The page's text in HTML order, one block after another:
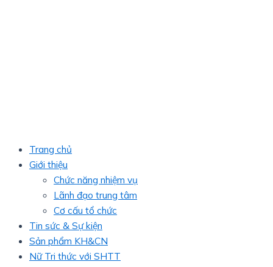
Trang chủ
Giới thiệu
Chức năng nhiệm vụ
Lãnh đạo trung tâm
Cơ cấu tổ chức
Tin sức & Sự kiện
Sản phẩm KH&CN
Nữ Tri thức với SHTT